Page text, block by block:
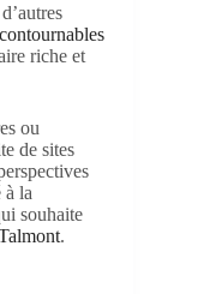
riche et
ou
de sites
à la
souhaite
.